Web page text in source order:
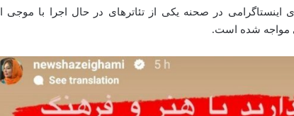
اینستاگرامی در صحنه یکی از تئاترهای در حال اجرا با موجی
مواجه شده‌ است.